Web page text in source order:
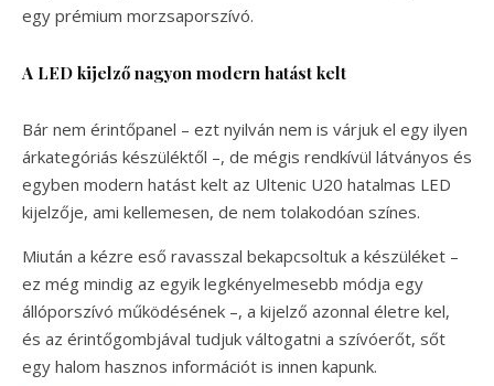
egy prémium morzsaporszívó.
A LED kijelző nagyon modern hatást kelt
Bár nem érintőpanel – ezt nyilván nem is várjuk el egy ilyen
árkategóriás készüléktől –, de mégis rendkívül látványos és
egyben modern hatást kelt az Ultenic U20 hatalmas LED
kijelzője, ami kellemesen, de nem tolakodóan színes.
Miután a kézre eső ravasszal bekapcsoltuk a készüléket –
ez még mindig az egyik legkényelmesebb módja egy
állóporszívó működésének –, a kijelző azonnal életre kel,
és az érintőgombjával tudjuk váltogatni a szívóerőt, sőt
egy halom hasznos információt is innen kapunk.